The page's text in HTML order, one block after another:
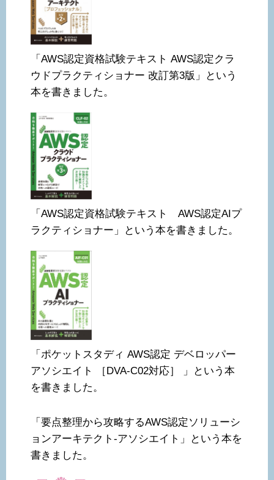
「AWS認定資格試験テキスト AWS認定クラ
ウドプラクティショナー 改訂第3版」という
本を書きました。
「AWS認定資格試験テキスト AWS認定AIプ
ラクティショナー」という本を書きました。
「ポケットスタディ AWS認定 デベロッパー
アソシエイト ［DVA-C02対応］ 」という本
を書きました。
「要点整理から攻略するAWS認定ソリューシ
ョンアーキテクト-アソシエイト」という本を
書きました。